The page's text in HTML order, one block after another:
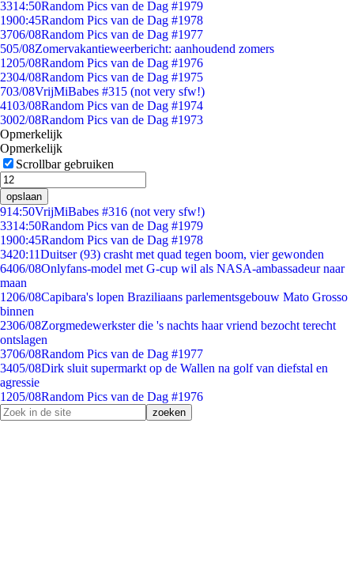
3314:50Random Pics van de Dag #1979
1900:45Random Pics van de Dag #1978
3706/08Random Pics van de Dag #1977
505/08Zomervakantieweerbericht: aanhoudend zomers
1205/08Random Pics van de Dag #1976
2304/08Random Pics van de Dag #1975
703/08VrijMiBabes #315 (not very sfw!)
4103/08Random Pics van de Dag #1974
3002/08Random Pics van de Dag #1973
Opmerkelijk
Opmerkelijk
Scrollbar gebruiken
opslaan
914:50VrijMiBabes #316 (not very sfw!)
3314:50Random Pics van de Dag #1979
1900:45Random Pics van de Dag #1978
3420:11Duitser (93) crasht met quad tegen boom, vier gewonden
6406/08Onlyfans-model met G-cup wil als NASA-ambassadeur naar
maan
1206/08Capibara's lopen Braziliaans parlementsgebouw Mato Grosso
binnen
2306/08Zorgmedewerkster die 's nachts haar vriend bezocht terecht
ontslagen
3706/08Random Pics van de Dag #1977
3405/08Dirk sluit supermarkt op de Wallen na golf van diefstal en
agressie
1205/08Random Pics van de Dag #1976